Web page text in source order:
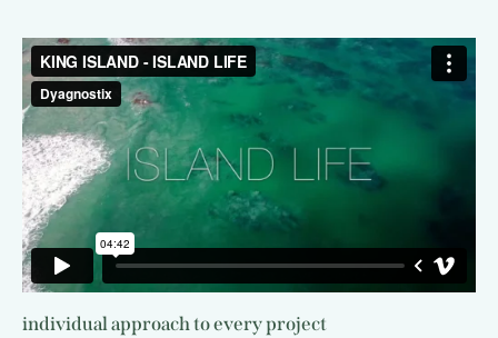
individual approach to every project